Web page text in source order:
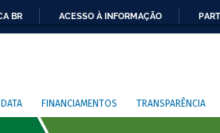
BR ACESSO À INFORMAÇÃO
FINANCIAMENTOS TRANSPARÊNCIA